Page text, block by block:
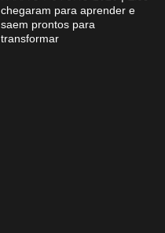
chegaram para aprender e
saem prontos para
transformar